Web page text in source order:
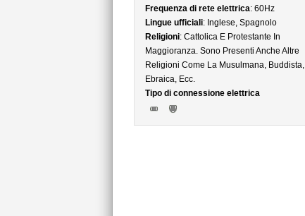
Frequenza di rete elettrica: 60Hz
Lingue ufficiali: Inglese, Spagnolo
Religioni: Cattolica E Protestante In
Maggioranza. Sono Presenti Anche Altre
Religioni Come La Musulmana, Buddista,
Ebraica, Ecc.
Tipo di connessione elettrica